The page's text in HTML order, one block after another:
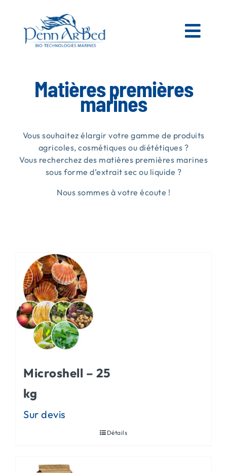
contenu
AGRICOLE
MATIÈRES PREMIÈRES MARINES
CONTACT
Matières premières
marines
Vous souhaitez élargir votre gamme de produits
agricoles, cosmétiques ou diététiques ?
Vous recherchez des matières premières marines
sous forme d’extrait sec ou liquide ?
Nous sommes à votre écoute !
Microshell – 25
kg
Détails